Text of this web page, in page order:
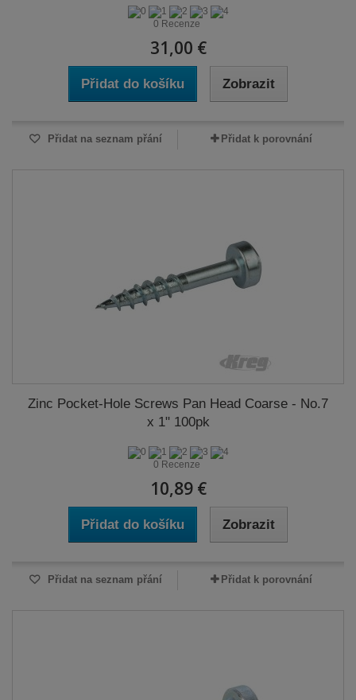
0 Recenze
31,00 €
Přidat do košíku Zobrazit
Přidat na seznam přání Přidat k porovnání
Zinc Pocket-Hole Screws Pan Head Coarse - No.7
x 1" 100pk
0 Recenze
10,89 €
Přidat do košíku Zobrazit
Přidat na seznam přání Přidat k porovnání